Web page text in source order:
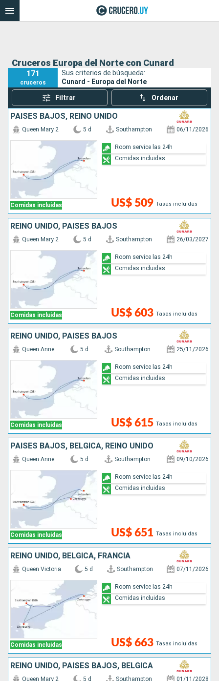
Cruceros Europa del Norte con Cunard
171
cruceros
Sus criterios de búsqueda:
Cunard - Europa del Norte
Filtrar Ordenar
PAISES BAJOS, REINO UNIDO
Comidas incluidas
Queen Mary 2 5 d Southampton 06/11/2026
US$ 509 Tasas incluidas
Room service las 24h
Comidas incluidas
REINO UNIDO, PAISES BAJOS
Comidas incluidas
Queen Mary 2 5 d Southampton 26/03/2027
US$ 603 Tasas incluidas
Room service las 24h
Comidas incluidas
REINO UNIDO, PAISES BAJOS
Comidas incluidas
Queen Anne 5 d Southampton 25/11/2026
US$ 615 Tasas incluidas
Room service las 24h
Comidas incluidas
PAISES BAJOS, BÉLGICA, REINO UNIDO
Comidas incluidas
Queen Anne 5 d Southampton 09/10/2026
US$ 651 Tasas incluidas
Room service las 24h
Comidas incluidas
REINO UNIDO, BÉLGICA, FRANCIA
Comidas incluidas
Queen Victoria 5 d Southampton 07/11/2026
US$ 663 Tasas incluidas
Room service las 24h
Comidas incluidas
REINO UNIDO, PAISES BAJOS, BÉLGICA
Queen Mary 2 5 d Southampton 01/11/2028